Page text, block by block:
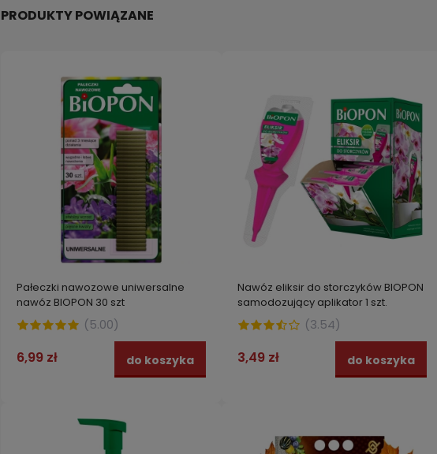
PRODUKTY POWIĄZANE
Pałeczki nawozowe uniwersalne
nawóz BIOPON 30 szt
(5.00)
6,99 zł do koszyka
Nawóz eliksir do storczyków BIOPON
samodozujący aplikator 1 szt.
(3.54)
3,49 zł do koszyka